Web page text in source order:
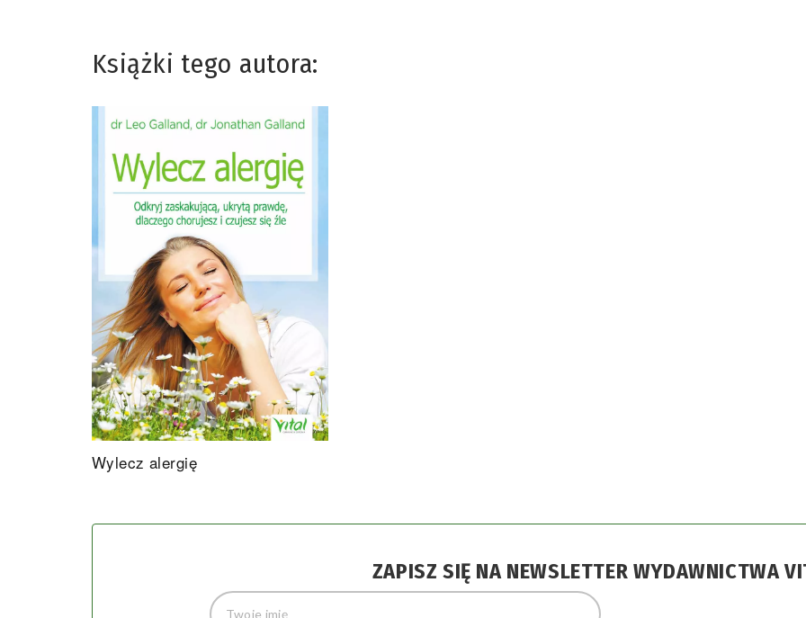
Książki tego autora:
Wylecz alergię
ZAPISZ SIĘ NA NEWSLETTER WYDAWNICTWA